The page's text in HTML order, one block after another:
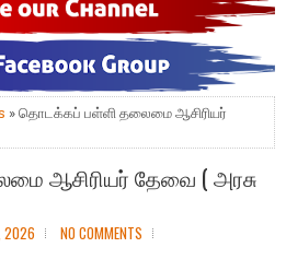
» தொடக்கப் பள்ளி தலைமை ஆசிரியர்
ஆசிரியர் தேவை ( அரசு
2026 NO COMMENTS